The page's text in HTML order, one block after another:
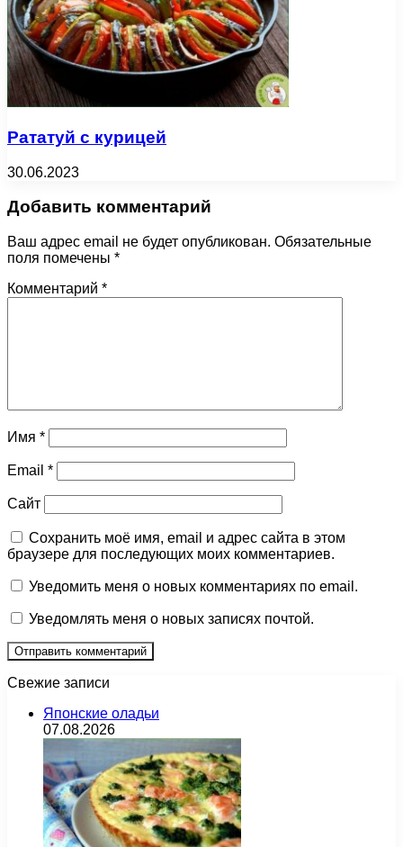
Рататуй с курицей
30.06.2023
Добавить комментарий
Ваш адрес email не будет опубликован. Обязательные
поля помечены *
Комментарий *
Имя *
Email *
Сайт
Сохранить моё имя, email и адрес сайта в этом
браузере для последующих моих комментариев.
Уведомить меня о новых комментариях по email.
Уведомлять меня о новых записях почтой.
Свежие записи
Японские оладьи
07.08.2026